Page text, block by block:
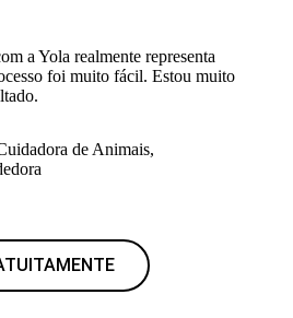
a Yola realmente representa
foi muito fácil. Estou muito
de Animais,